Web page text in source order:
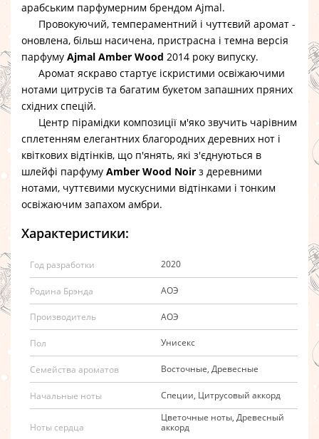
арабським парфумерним брендом Ajmal.
Провокуючий, темпераментний і чуттєвий аромат -
оновлена, більш насичена, пристрасна і темна версія
парфуму Ajmal Amber Wood 2014 року випуску.
Аромат яскраво стартує іскристими освіжаючими
нотами цитрусів та багатим букетом запашних пряних
східних спецій.
Центр пірамідки композиції м'яко звучить чарівним
сплетенням елегантних благородних деревних нот і
квіткових відтінків, що п'янять, які з'єднуються в
шлейфі парфуму Amber Wood Noir з деревними
нотами, чуттєвими мускусними відтінками і тонким
освіжаючим запахом амбри.
Характеристики:
Год разработки 2020
Родина Брэнда АОЭ
Производитель АОЭ
Пол Унисекс
Семейства ароматов Восточные, Древесные
Начальные ноты Специи, Цитрусовый аккорд
Ноты сердца
Цветочные ноты, Древесный
аккорд